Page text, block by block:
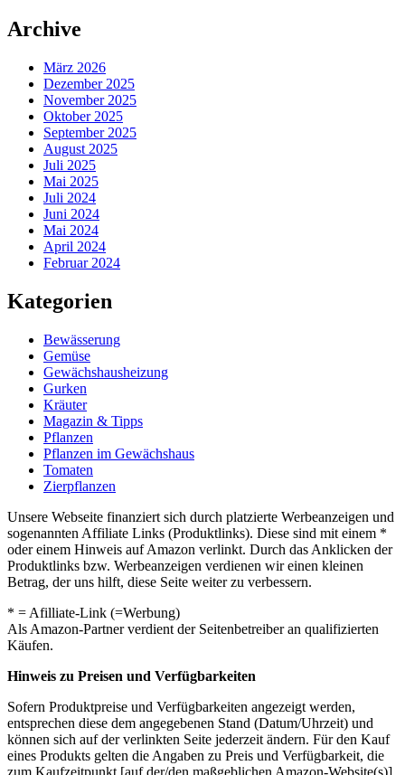
Archive
März 2026
Dezember 2025
November 2025
Oktober 2025
September 2025
August 2025
Juli 2025
Mai 2025
Juli 2024
Juni 2024
Mai 2024
April 2024
Februar 2024
Kategorien
Bewässerung
Gemüse
Gewächshausheizung
Gurken
Kräuter
Magazin & Tipps
Pflanzen
Pflanzen im Gewächshaus
Tomaten
Zierpflanzen
Unsere Webseite finanziert sich durch platzierte Werbeanzeigen und
sogenannten Affiliate Links (Produktlinks). Diese sind mit einem *
oder einem Hinweis auf Amazon verlinkt. Durch das Anklicken der
Produktlinks bzw. Werbeanzeigen verdienen wir einen kleinen
Betrag, der uns hilft, diese Seite weiter zu verbessern.
* = Afilliate-Link (=Werbung)
Als Amazon-Partner verdient der Seitenbetreiber an qualifizierten
Käufen.
Hinweis zu Preisen und Verfügbarkeiten
Sofern Produktpreise und Verfügbarkeiten angezeigt werden,
entsprechen diese dem angegebenen Stand (Datum/Uhrzeit) und
können sich auf der verlinkten Seite jederzeit ändern. Für den Kauf
eines Produkts gelten die Angaben zu Preis und Verfügbarkeit, die
zum Kaufzeitpunkt [auf der/den maßgeblichen Amazon-Website(s)]